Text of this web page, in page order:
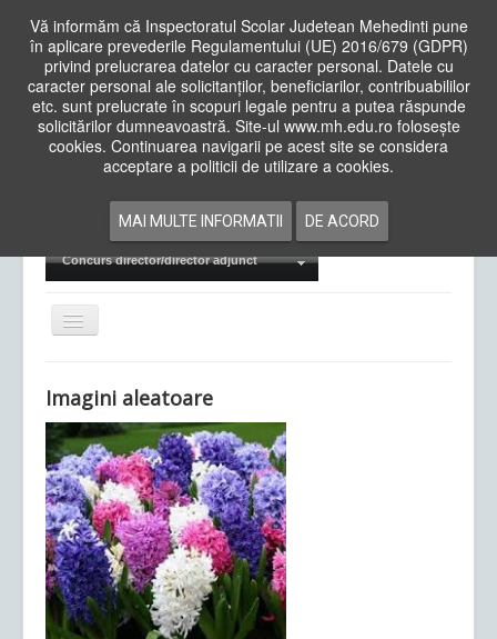
Vă informăm că Inspectoratul Scolar Judetean Mehedinti pune
în aplicare prevederile Regulamentului (UE) 2016/679 (GDPR)
privind prelucrarea datelor cu caracter personal. Datele cu
caracter personal ale solicitanților, beneficiarilor, contribuabililor
etc. sunt prelucrate în scopuri legale pentru a putea răspunde
solicitărilor dumneavoastră. Site-ul www.mh.edu.ro folosește
cookies. Continuarea navigarii pe acest site se considera
acceptare a politicii de utilizare a cookies.
MAI MULTE INFORMATII DE ACORD
Cauta
in
siteAcasa Cadre Didactice
Examene Naționale
Concurs director/director adjunct
Comută
navigarea
Ultimele articole: Vi, 04.11.2022 -
Județean Mehedinți
Imagini aleatoare